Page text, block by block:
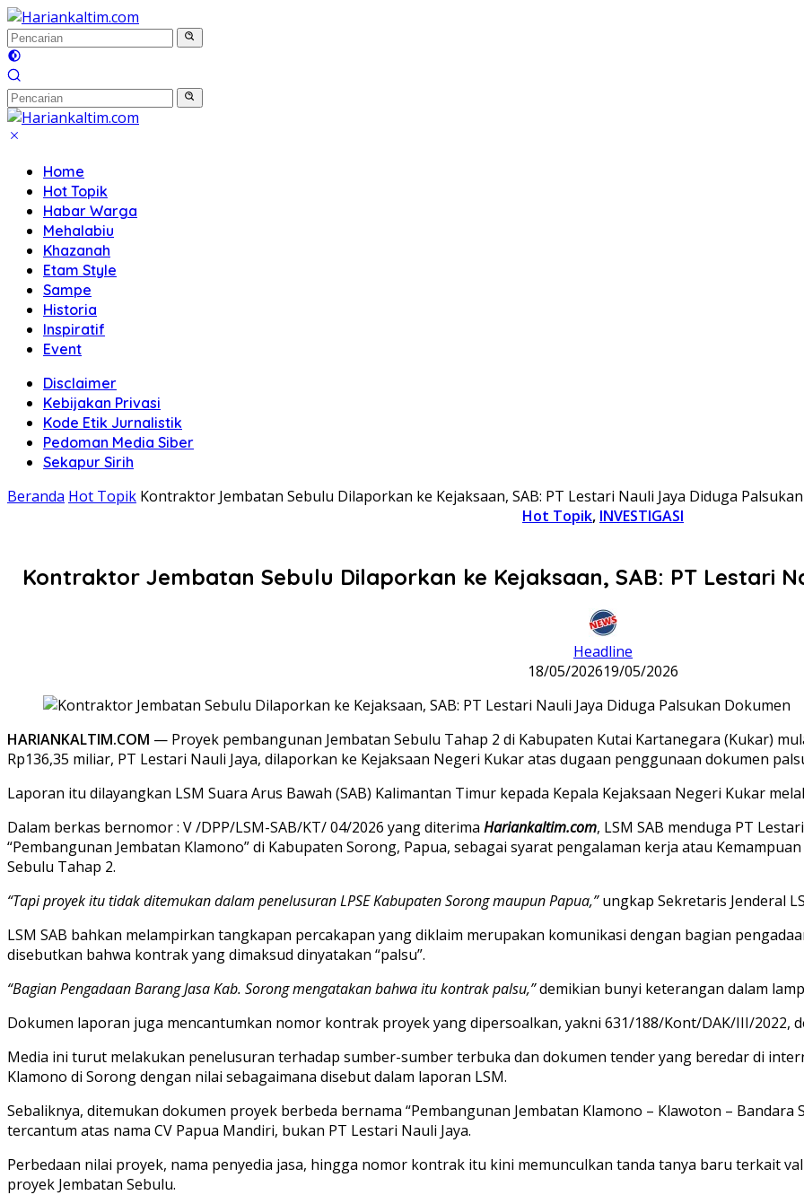
Langsung
ke
konten
Home
Hot Topik
Habar Warga
Mehalabiu
Khazanah
Etam Style
Sampe
Historia
Inspiratif
Event
Disclaimer
Kebijakan Privasi
Kode Etik Jurnalistik
Pedoman Media Siber
Sekapur Sirih
Beranda Hot Topik Kontraktor Jembatan Sebulu Dilaporkan ke Kejaksaan, SAB: PT Lestari Nauli Jaya Diduga
Hot Topik, INVESTIGASI
Kontraktor Jembatan Sebulu Dilaporkan ke Kejaksaan, SAB: PT Lestari
Headline
18/05/202619/05/2026
HARIANKALTIM.COM — Proyek pembangunan Jembatan Sebulu Tahap 2 di Kabupaten Kutai Kartanegara (Kukar)
Rp136,35 miliar, PT Lestari Nauli Jaya, dilaporkan ke Kejaksaan Negeri Kukar atas dugaan penggunaan dokumen
Laporan itu dilayangkan LSM Suara Arus Bawah (SAB) Kalimantan Timur kepada Kepala Kejaksaan Negeri Kukar
Dalam berkas bernomor : V /DPP/LSM-SAB/KT/ 04/2026 yang diterima Hariankaltim.com, LSM SAB menduga PT
“Pembangunan Jembatan Klamono” di Kabupaten Sorong, Papua, sebagai syarat pengalaman kerja atau
Sebulu Tahap 2.
“Tapi proyek itu tidak ditemukan dalam penelusuran LPSE Kabupaten Sorong maupun Papua,”ungkap Sekretaris Jenderal
LSM SAB bahkan melampirkan tangkapan percakapan yang diklaim merupakan komunikasi dengan bagian
disebutkan bahwa kontrak yang dimaksud dinyatakan “palsu”.
“Bagian Pengadaan Barang Jasa Kab. Sorong mengatakan bahwa itu kontrak palsu,”demikian bunyi keterangan dalam
Dokumen laporan juga mencantumkan nomor kontrak proyek yang dipersoalkan, yakni 631/188/Kont/DAK/III/2022,
Media ini turut melakukan penelusuran terhadap sumber-sumber terbuka dan dokumen tender yang beredar di
Klamono di Sorong dengan nilai sebagaimana disebut dalam laporan LSM.
Sebaliknya, ditemukan dokumen proyek berbeda bernama “Pembangunan Jembatan Klamono – Klawoton – Bandara
tercantum atas nama CV Papua Mandiri, bukan PT Lestari Nauli Jaya.
Perbedaan nilai proyek, nama penyedia jasa, hingga nomor kontrak itu kini memunculkan tanda tanya baru terkait
proyek Jembatan Sebulu.